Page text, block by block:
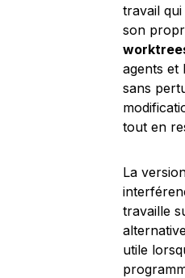
travail
son
agents et
sans
tout en
La
travaille
utile